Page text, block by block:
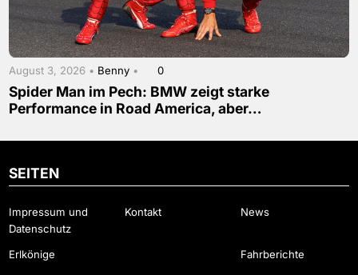
August 3, 2026 • Benny • 0
Spider Man im Pech: BMW zeigt starke
Performance in Road America, aber…
SEITEN
Impressum und
Datenschutz
Kontakt News
Erlkönige Fahrberichte